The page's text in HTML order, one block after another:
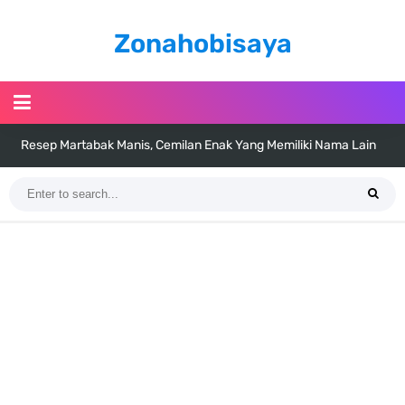
Zonahobisaya
Resep Martabak Manis, Cemilan Enak Yang Memiliki Nama Lain